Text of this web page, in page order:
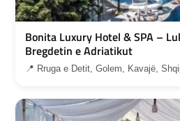
Bonita Luxury Hotel & SPA –
Bregdetin e Adriatikut
📍 Rruga e Detit, Golem, Kavajë,